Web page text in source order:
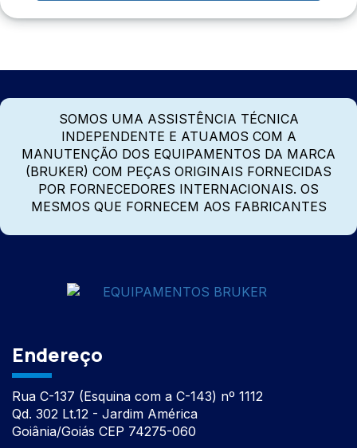
SOMOS UMA ASSISTÊNCIA TÉCNICA
INDEPENDENTE E ATUAMOS COM A
MANUTENÇÃO DOS EQUIPAMENTOS DA MARCA
(BRUKER) COM PEÇAS ORIGINAIS FORNECIDAS
POR FORNECEDORES INTERNACIONAIS. OS
MESMOS QUE FORNECEM AOS FABRICANTES
Endereço
Rua C-137 (Esquina com a C-143) nº 1112
Qd. 302 Lt.12 - Jardim América
Goiânia/Goiás CEP 74275-060